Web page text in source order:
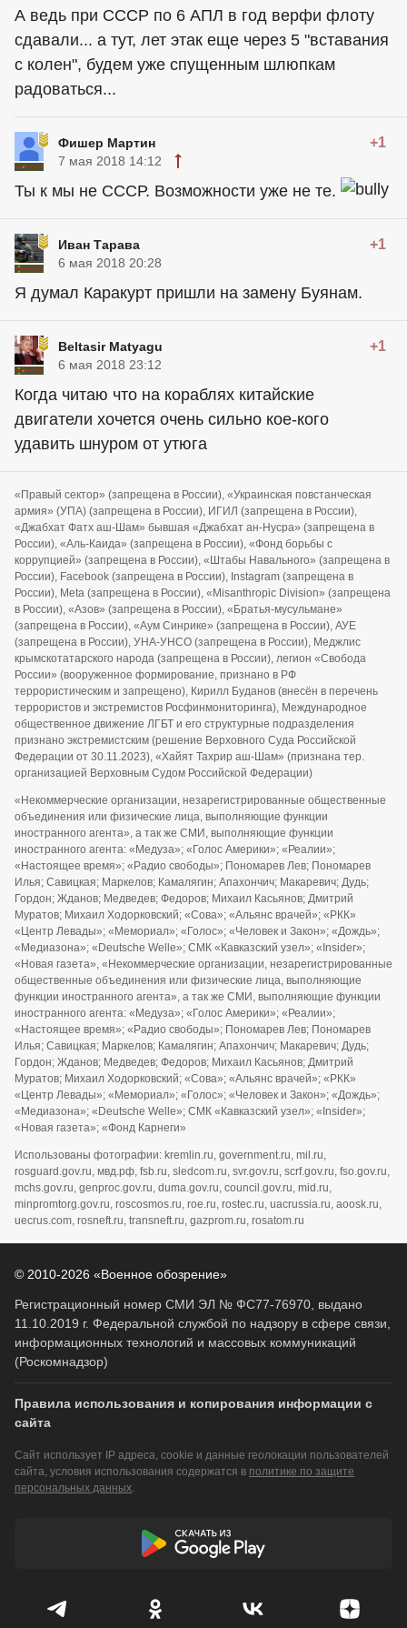
А ведь при СССР по 6 АПЛ в год верфи флоту
сдавали... а тут, лет этак еще через 5 "вставания
с колен", будем уже спущенным шлюпкам
радоваться...
Фишер Мартин +1
7 мая 2018 14:12
Ты к мы не СССР. Возможности уже не те.
Иван Тарава +1
6 мая 2018 20:28
Я думал Каракурт пришли на замену Буянам.
Beltasir Matyagu +1
6 мая 2018 23:12
Когда читаю что на кораблях китайские
двигатели хочется очень сильно кое-кого
удавить шнуром от утюга
«Правый сектор» (запрещена в России), «Украинская повстанческая
армия» (УПА) (запрещена в России), ИГИЛ (запрещена в России),
«Джабхат Фатх аш-Шам» бывшая «Джабхат ан-Нусра» (запрещена в
России), «Аль-Каида» (запрещена в России), «Фонд борьбы с
коррупцией» (запрещена в России), «Штабы Навального» (запрещена в
России), Facebook (запрещена в России), Instagram (запрещена в
России), Meta (запрещена в России), «Misanthropic Division» (запрещена
в России), «Азов» (запрещена в России), «Братья-мусульмане»
(запрещена в России), «Аум Синрике» (запрещена в России), АУЕ
(запрещена в России), УНА-УНСО (запрещена в России), Меджлис
крымскотатарского народа (запрещена в России), легион «Свобода
России» (вооруженное формирование, признано в РФ
террористическим и запрещено), Кирилл Буданов (внесён в перечень
террористов и экстремистов Росфинмониторинга), Международное
общественное движение ЛГБТ и его структурные подразделения
признано экстремистским (решение Верховного Суда Российской
Федерации от 30.11.2023), «Хайят Тахрир аш-Шам» (признана тер.
организацией Верховным Судом Российской Федерации)
«Некоммерческие организации, незарегистрированные общественные
объединения или физические лица, выполняющие функции
иностранного агента», а так же СМИ, выполняющие функции
иностранного агента: «Медуза»; «Голос Америки»; «Реалии»;
«Настоящее время»; «Радио свободы»; Пономарев Лев; Пономарев
Илья; Савицкая; Маркелов; Камалягин; Апахончич; Макаревич; Дудь;
Гордон; Жданов; Медведев; Федоров; Михаил Касьянов; Дмитрий
Муратов; Михаил Ходорковский; «Сова»; «Альянс врачей»; «РКК»
«Центр Левады»; «Мемориал»; «Голос»; «Человек и Закон»; «Дождь»;
«Медиазона»; «Deutsche Welle»; СМК «Кавказский узел»; «Insider»;
«Новая газета», «Некоммерческие организации, незарегистрированные
общественные объединения или физические лица, выполняющие
функции иностранного агента», а так же СМИ, выполняющие функции
иностранного агента: «Медуза»; «Голос Америки»; «Реалии»;
«Настоящее время»; «Радио свободы»; Пономарев Лев; Пономарев
Илья; Савицкая; Маркелов; Камалягин; Апахончич; Макаревич; Дудь;
Гордон; Жданов; Медведев; Федоров; Михаил Касьянов; Дмитрий
Муратов; Михаил Ходорковский; «Сова»; «Альянс врачей»; «РКК»
«Центр Левады»; «Мемориал»; «Голос»; «Человек и Закон»; «Дождь»;
«Медиазона»; «Deutsche Welle»; СМК «Кавказский узел»; «Insider»;
«Новая газета»; «Фонд Карнеги»
Использованы фотографии: kremlin.ru, government.ru, mil.ru,
rosguard.gov.ru, мвд.рф, fsb.ru, sledcom.ru, svr.gov.ru, scrf.gov.ru, fso.gov.ru,
mchs.gov.ru, genproc.gov.ru, duma.gov.ru, council.gov.ru, mid.ru,
minpromtorg.gov.ru, roscosmos.ru, roe.ru, rostec.ru, uacrussia.ru, aoosk.ru,
uecrus.com, rosneft.ru, transneft.ru, gazprom.ru, rosatom.ru
© 2010-2026 «Военное обозрение»
Регистрационный номер СМИ ЭЛ № ФС77-76970, выдано
11.10.2019 г. Федеральной службой по надзору в сфере связи,
информационных технологий и массовых коммуникаций
(Роскомнадзор)
Правила использования и копирования информации с
сайта
Сайт использует IP адреса, cookie и данные геолокации пользователей
сайта, условия использования содержатся в политике по защите
персональных данных.